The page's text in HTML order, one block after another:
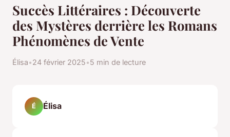
Succès Littéraires : Découverte
des Mystères derrière les Romans
Phénomènes de Vente
Élisa•24 février 2025•5 min de lecture
É Élisa